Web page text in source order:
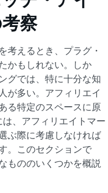
察
考えるとき、プラグ・
かもしれない。しか
グでは、特に十分な知
が多い。アフィリエイ
る特定のスペースに原
、アフィリエイトマー
ぶ際に考慮しなければ
。このセクションで
もののいくつかを概説